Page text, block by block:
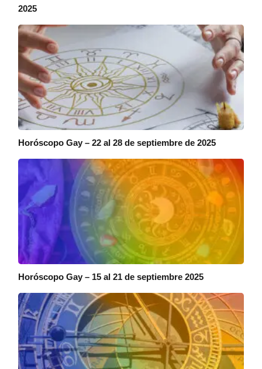
2025
Horóscopo Gay – 22 al 28 de septiembre de 2025
Horóscopo Gay – 15 al 21 de septiembre 2025